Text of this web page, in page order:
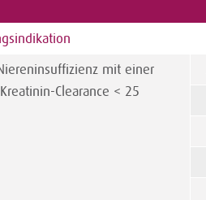
mit einer
Clearance < 25